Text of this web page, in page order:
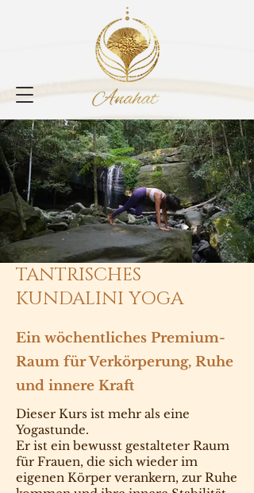
TANTRISCHES
KUNDALINI YOGA
Ein wöchentliches Premium-
Raum für Verkörperung, Ruhe
und innere Kraft
Dieser Kurs ist mehr als eine
Yogastunde.
Er ist ein bewusst gestalteter Raum
für Frauen, die sich wieder im
eigenen Körper verankern, zur Ruhe